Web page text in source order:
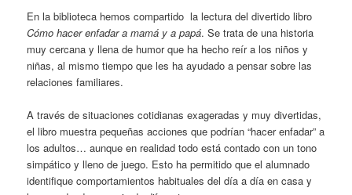
En la biblioteca hemos compartido la lectura del divertido libro
Cómo hacer enfadar a mamá y a papá. Se trata de una historia
muy cercana y llena de humor que ha hecho reír a los niños y
niñas, al mismo tiempo que les ha ayudado a pensar sobre las
relaciones familiares.
A través de situaciones cotidianas exageradas y muy divertidas,
el libro muestra pequeñas acciones que podrían “hacer enfadar” a
los adultos… aunque en realidad todo está contado con un tono
simpático y lleno de juego. Esto ha permitido que el alumnado
identifique comportamientos habituales del día a día en casa y